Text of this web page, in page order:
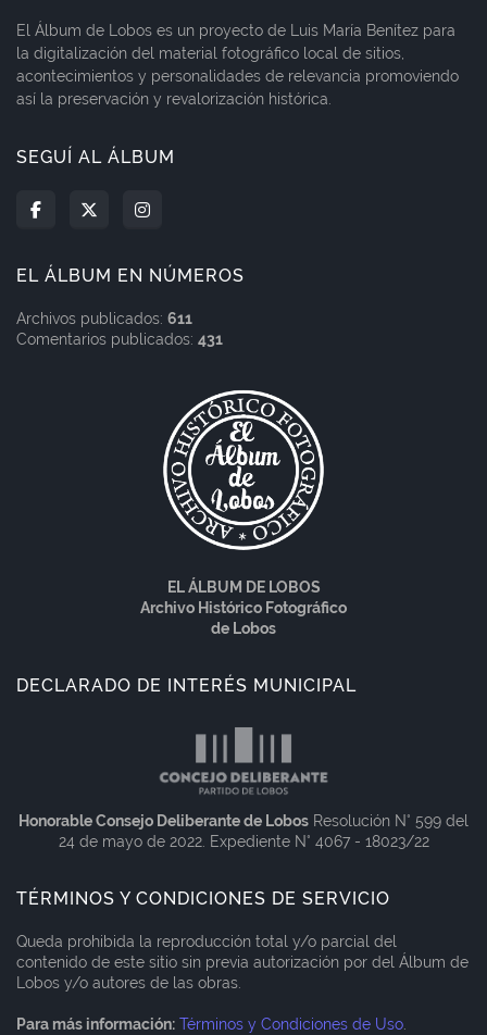
El Álbum de Lobos es un proyecto de Luis María Benítez para
la digitalización del material fotográfico local de sitios,
acontecimientos y personalidades de relevancia promoviendo
así la preservación y revalorización histórica.
SEGUÍ AL ÁLBUM
EL ÁLBUM EN NÚMEROS
Archivos publicados: 611
Comentarios publicados: 431
EL ÁLBUM DE LOBOS
Archivo Histórico Fotográfico
de Lobos
DECLARADO DE INTERÉS MUNICIPAL
Honorable Consejo Deliberante de Lobos Resolución N° 599 del
24 de mayo de 2022. Expediente N° 4067 - 18023/22
TÉRMINOS Y CONDICIONES DE SERVICIO
Queda prohibida la reproducción total y/o parcial del
contenido de este sitio sin previa autorización por del Álbum de
Lobos y/o autores de las obras.
Para más información: Términos y Condiciones de Uso.